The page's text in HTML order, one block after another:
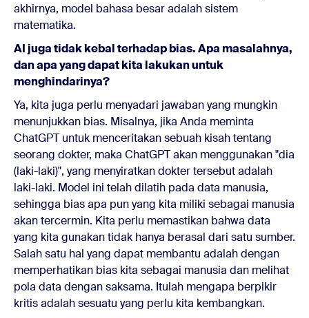
akhirnya, model bahasa besar adalah sistem
matematika.
AI juga tidak kebal terhadap bias. Apa masalahnya,
dan apa yang dapat kita lakukan untuk
menghindarinya?
Ya, kita juga perlu menyadari jawaban yang mungkin
menunjukkan bias. Misalnya, jika Anda meminta
ChatGPT untuk menceritakan sebuah kisah tentang
seorang dokter, maka ChatGPT akan menggunakan "dia
(laki-laki)", yang menyiratkan dokter tersebut adalah
laki-laki. Model ini telah dilatih pada data manusia,
sehingga bias apa pun yang kita miliki sebagai manusia
akan tercermin. Kita perlu memastikan bahwa data
yang kita gunakan tidak hanya berasal dari satu sumber.
Salah satu hal yang dapat membantu adalah dengan
memperhatikan bias kita sebagai manusia dan melihat
pola data dengan saksama. Itulah mengapa berpikir
kritis adalah sesuatu yang perlu kita kembangkan.